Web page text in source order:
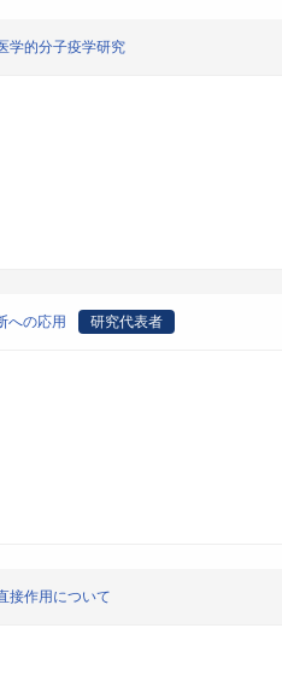
学的分子疫学研究
への応用 研究代表者
接作用について